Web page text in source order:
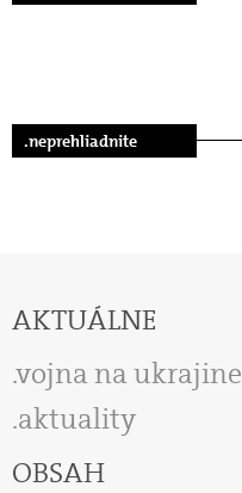
.neprehliadnite
AKTUÁLNE
vojna na ukrajine
aktuality
OBSAH